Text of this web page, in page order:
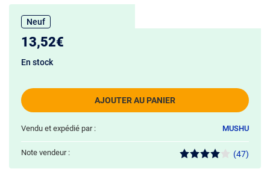
Neuf
13,52€
AJOUTER AU PANIER
En stock
Vendu et expédié par : MUSHU
Note vendeur : (47)